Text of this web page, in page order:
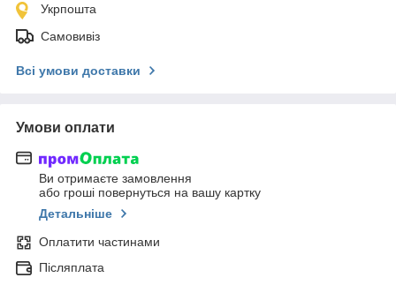
Укрпошта
Самовивіз
Всі умови доставки
Умови оплати
Ви отримаєте замовлення
або гроші повернуться на вашу картку
Детальніше
Оплатити частинами
Післяплата